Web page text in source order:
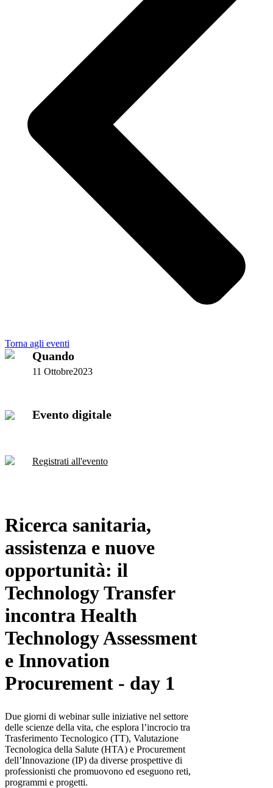
Torna agli eventi
Ricerca sanitaria,
assistenza e nuove
opportunità: il
Technology Transfer
incontra Health
Technology Assessment
e Innovation
Procurement - day 1
Due giorni di webinar sulle iniziative nel settore
delle scienze della vita, che esplora l’incrocio tra
Trasferimento Tecnologico (TT), Valutazione
Tecnologica della Salute (HTA) e Procurement
dell’Innovazione (IP) da diverse prospettive di
professionisti che promuovono ed eseguono reti,
programmi e progetti.
Quando
11 Ottobre2023
Evento digitale
Registrati all'evento